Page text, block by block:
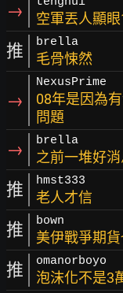
→ 空軍丟人顯
推 brella
毛骨悚然
→
NexusPrime
08年是因為
問題
→ brella
之前一堆好
推 hmst333
老人才信
推 bown
美伊戰爭期
推 omanorboyo
泡沫化不是3